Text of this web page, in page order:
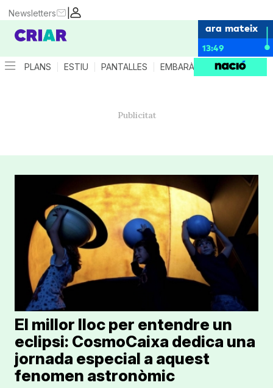
|
Newsletters
ara mateix
13:49
PLANS ESTIU PANTALLES EMBARÀS CRIANÇA
El millor lloc per entendre un
eclipsi: CosmoCaixa dedica una
jornada especial a aquest
fenomen astronòmic